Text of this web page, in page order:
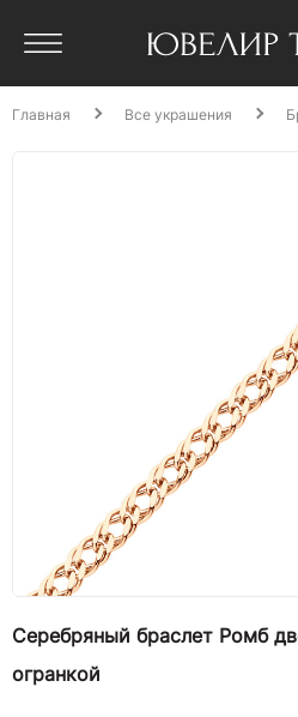
Главная Все украшения
Серебряный браслет Ромб
огранкой